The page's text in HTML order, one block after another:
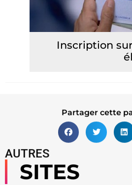
Inscription
Partager cette
AUTRES
SITES